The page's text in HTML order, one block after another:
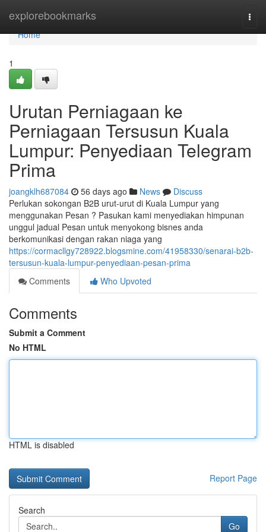
explorebookmarks
Home
Home
1
Urutan Perniagaan ke
Perniagaan Tersusun Kuala
Lumpur: Penyediaan Telegram
Prima
joangklh687084 56 days ago News
Discuss
Perlukan sokongan B2B urut-urut di Kuala Lumpur yang
menggunakan Pesan ? Pasukan kami menyediakan himpunan
unggul jadual Pesan untuk menyokong bisnes anda
berkomunikasi dengan rakan niaga yang
https://cormacllgy728922.blogsmine.com/41958330/senarai-b2b-
tersusun-kuala-lumpur-penyediaan-pesan-prima
Comments
Who Upvoted
Comments
Submit a Comment
No HTML
HTML is disabled
Report Page
Search
Go